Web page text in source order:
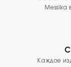
Messika
Каждое